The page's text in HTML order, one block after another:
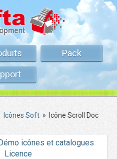
Pack
Icônes Soft »
Icône Scroll Doc
icônes et catalogues
Licence